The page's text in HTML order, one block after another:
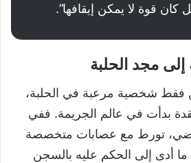
كان قوة لا يمكن إيقافها”.
مجد الحلبة
فقط شخصية مرعبة في الحلبة،
بدأت في عالم الجريمة. ففي
تورط مع عصابات متخصصة
أدى إلى الحكم عليه بالسجن